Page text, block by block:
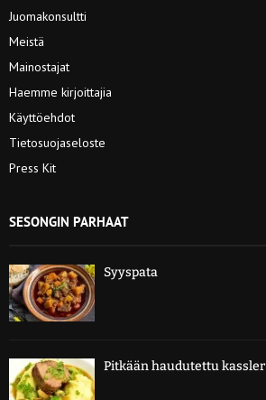
Juomakonsultti
Meistä
Mainostajat
Haemme kirjoittajia
Käyttöehdot
Tietosuojaseloste
Press Kit
SESONGIN PARHAAT
Syyspata
Pitkään haudutettu kassler